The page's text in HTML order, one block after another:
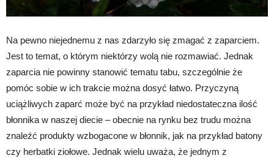
Na pewno niejednemu z nas zdarzyło się zmagać z zaparciem.
Jest to temat, o którym niektórzy wolą nie rozmawiać. Jednak
zaparcia nie powinny stanowić tematu tabu, szczególnie że
pomóc sobie w ich trakcie można dosyć łatwo. Przyczyną
uciążliwych zaparć może być na przykład niedostateczna ilość
błonnika w naszej diecie – obecnie na rynku bez trudu można
znaleźć produkty wzbogacone w błonnik, jak na przykład batony
czy herbatki ziołowe. Jednak wielu uważa, że jednym z